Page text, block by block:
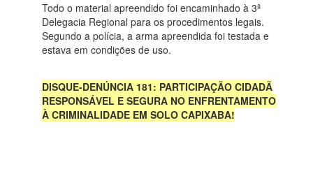
Todo o material apreendido foi encaminhado à 3ª
Delegacia Regional para os procedimentos legais.
Segundo a polícia, a arma apreendida foi testada e
estava em condições de uso.
DISQUE-DENÚNCIA 181: PARTICIPAÇÃO CIDADÃ
RESPONSÁVEL E SEGURA NO ENFRENTAMENTO
À CRIMINALIDADE EM SOLO CAPIXABA!